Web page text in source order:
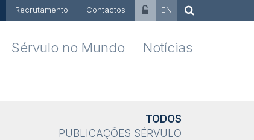
Recrutamento Contactos EN
Sérvulo no Mundo Notícias
TODOS
PUBLICAÇÕES SÉRVULO